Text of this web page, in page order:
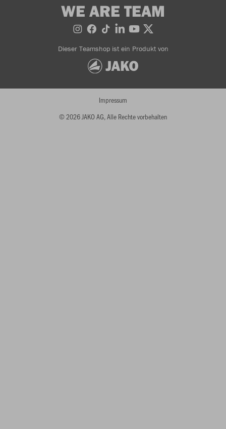
WE ARE TEAM
Dieser Teamshop ist ein Produkt von
© 2026 JAKO AG, Alle Rechte vorbehalten
Impressum